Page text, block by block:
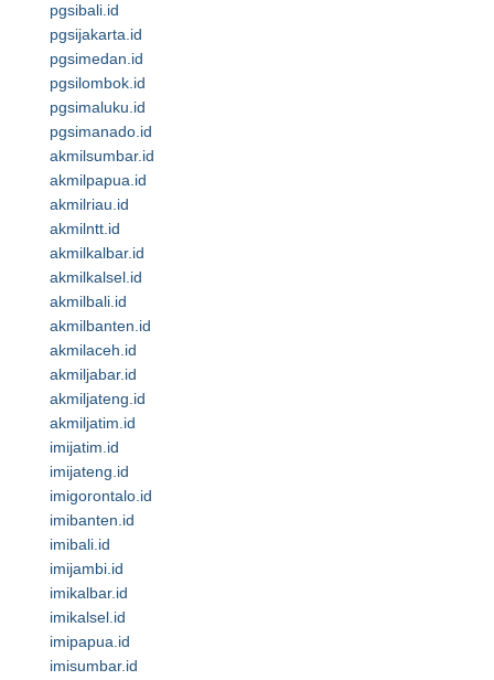
pgsibali.id
pgsijakarta.id
pgsimedan.id
pgsilombok.id
pgsimaluku.id
pgsimanado.id
akmilsumbar.id
akmilpapua.id
akmilriau.id
akmilntt.id
akmilkalbar.id
akmilkalsel.id
akmilbali.id
akmilbanten.id
akmilaceh.id
akmiljabar.id
akmiljateng.id
akmiljatim.id
imijatim.id
imijateng.id
imigorontalo.id
imibanten.id
imibali.id
imijambi.id
imikalbar.id
imikalsel.id
imipapua.id
imisumbar.id